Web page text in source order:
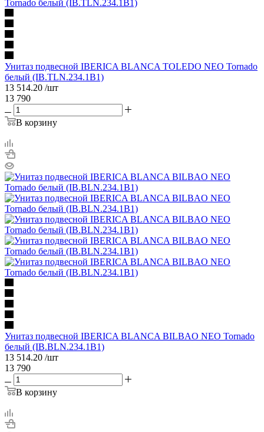
Унитаз подвесной IBERICA BLANCA TOLEDO NEO Tornado
белый (IB.TLN.234.1B1)
13 514.20 /шт
13 790
В корзину
Унитаз подвесной IBERICA BLANCA BILBAO NEO Tornado
белый (IB.BLN.234.1B1)
13 514.20 /шт
13 790
В корзину